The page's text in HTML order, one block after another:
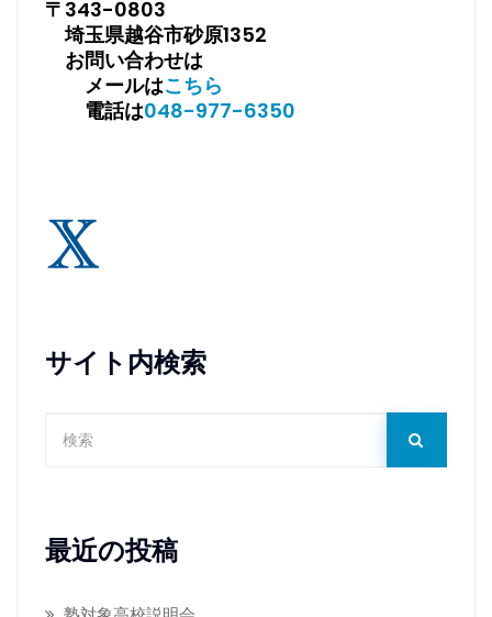
〒343-0803
埼玉県越谷市砂原1352
お問い合わせは
メールはこちら
電話は048-977-6350
サイト内検索
最近の投稿